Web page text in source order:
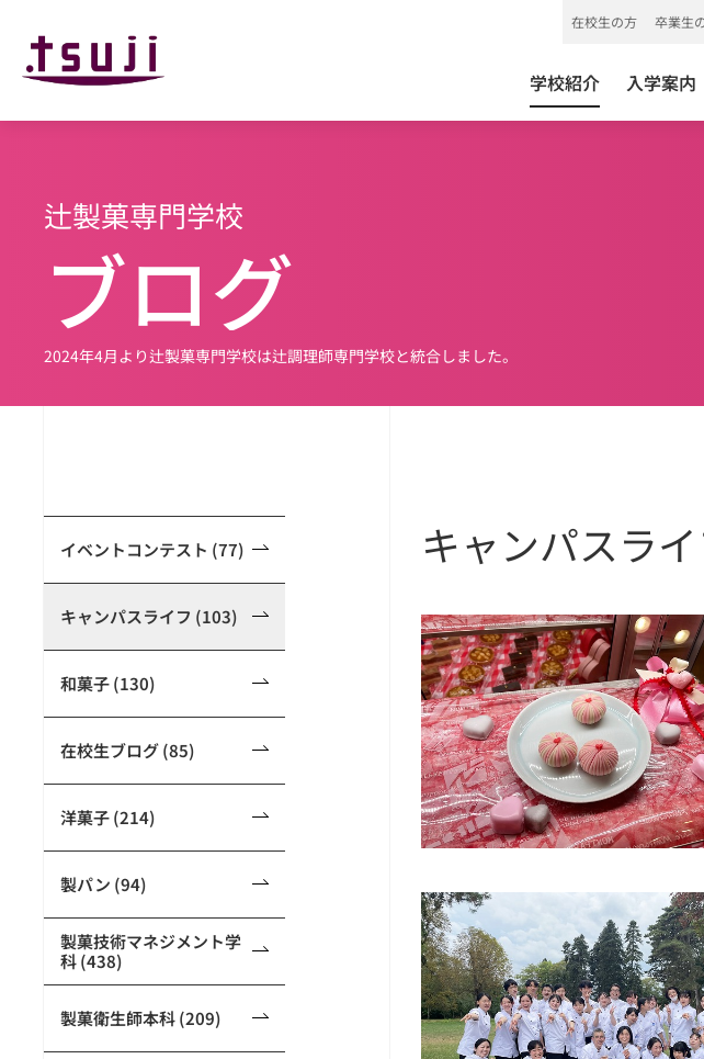
学校紹介 入学案内
在校生の方 卒業生
辻製菓専門学校
ブログ
2024年4月より辻製菓専門学校は辻調理師専門学校と統合しました。
イベントコンテスト (77)
キャンパスライフ (103)
和菓子 (130)
在校生ブログ (85)
洋菓子 (214)
製パン (94)
製菓技術マネジメント学
科 (438)
製菓衛生師本科 (209)
キャンパスラ